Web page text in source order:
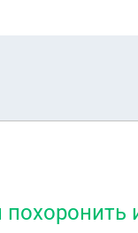
похоронить